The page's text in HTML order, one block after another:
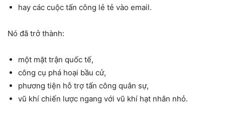
hay các cuộc tấn công lẻ tẻ vào email.
Nó đã trở thành:
một mặt trận quốc tế,
công cụ phá hoại bầu cử,
phương tiện hỗ trợ tấn công quân sự,
vũ khí chiến lược ngang với vũ khí hạt nhân nhỏ.